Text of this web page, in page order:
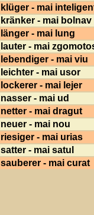
klüger - mai
kränker - mai bolnav
länger - mai lung
lauter - mai
lebendiger - mai viu
leichter - mai usor
lockerer - mai lejer
nasser - mai ud
netter - mai dragut
neuer - mai nou
riesiger - mai urias
satter - mai satul
sauberer - mai curat